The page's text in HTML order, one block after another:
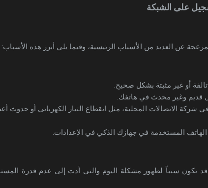
على الشبكة
عن العديد من الأسباب الرئيسية، وفيما يلي أبرز هذه الأسباب:
قديم وغير محدث في هاتفك.
شركة الاتصالات المحلية، مثل انقطاع التيار الكهربائي أو حدوث
المستخدمة في جهازك الذكي في الإعدادات.
قد تكون سبباً لظهور مشكلة اليوم والتي أدت إلى عدم قدرة